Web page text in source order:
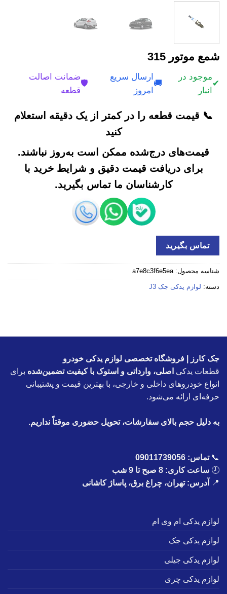
شمع موتور 315
✔
موجود در
انبار
🚚
ارسال سریع
امروز
🛡️
ضمانت اصالت
قطعه
📞 قیمت قطعه را در کمتر از یک دقیقه استعلام
کنید
قیمت‌های درج‌شده ممکن است به‌روز نباشند.
برای دریافت قیمت دقیق و شرایط خرید با
کارشناسان ما تماس بگیرید.
تماس بگیرید
شناسه محصول:a7e8c3f6e5ea
دسته: لوازم یدکی جک J3
جک کارز | فروشگاه تخصصی لوازم یدکی خودرو
قطعات یدکی اصلی، وارداتی و استوک با کیفیت تضمین‌شده برای
انواع خودروهای داخلی و خارجی، با بهترین قیمت و پشتیبانی
حرفه‌ای ارائه می‌شود.
به دلیل حجم بالای سفارشات، تحویل حضوری موقتاً نداریم.
📞تماس: 09011739056
🕗 ساعت کاری: 8 صبح تا 9 شب
📍
آدرس: تهران، چراغ برق، پاساژ کاشانی
لوازم یدکی ام وی ام
لوازم یدکی جک
لوازم یدکی جیلی
لوازم یدکی چری